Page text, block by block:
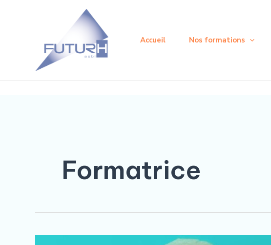
Accueil Nos formations
Formatrice